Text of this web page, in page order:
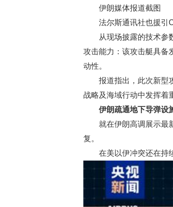
伊朗媒体报道截图
法尔斯通讯社也援引
从现场披露的技术参
攻击能力：该攻击艇具备
动性。
报道指出，此次新型
战略及海域行动中发挥着
伊朗疏通地下导弹设
就在伊朗高调展示最
复。
在美以伊冲突还在持